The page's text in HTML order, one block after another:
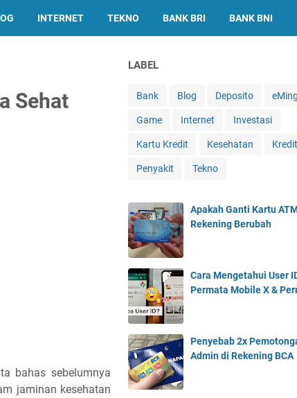
INTERNET TEKNO BANK BRI BANK BNI
Sehat
bahas sebelumnya
jaminan kesehatan
LABEL
Bank Blog Deposito
Game Internet Investasi
Kartu Kredit Kesehatan Kredit
Penyakit Tekno
Apakah Ganti Kartu
Rekening Berubah
Cara Mengetahui User
Permata Mobile X &
Penyebab 2x
Admin di Rekening BCA